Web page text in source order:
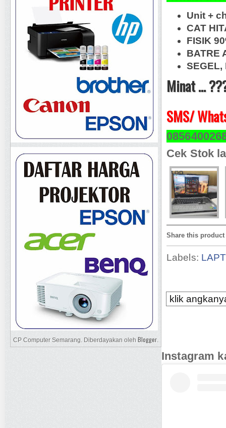
Unit +
CAT
FISIK
BATRE
Minat ...
SMS/
Cek Stok
Share this product
Labels:
klik
Instagram
CP Computer Semarang. Diberdayakan oleh Blogger.